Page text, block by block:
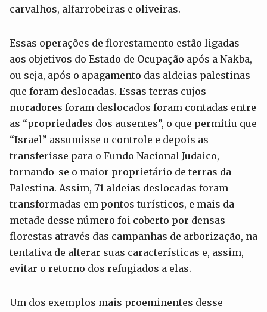
carvalhos, alfarrobeiras e oliveiras.
Essas operações de florestamento estão ligadas
aos objetivos do Estado de Ocupação após a Nakba,
ou seja, após o apagamento das aldeias palestinas
que foram deslocadas. Essas terras cujos
moradores foram deslocados foram contadas entre
as “propriedades dos ausentes”, o que permitiu que
“Israel” assumisse o controle e depois as
transferisse para o Fundo Nacional Judaico,
tornando-se o maior proprietário de terras da
Palestina. Assim, 71 aldeias deslocadas foram
transformadas em pontos turísticos, e mais da
metade desse número foi coberto por densas
florestas através das campanhas de arborização, na
tentativa de alterar suas características e, assim,
evitar o retorno dos refugiados a elas.
Um dos exemplos mais proeminentes desse